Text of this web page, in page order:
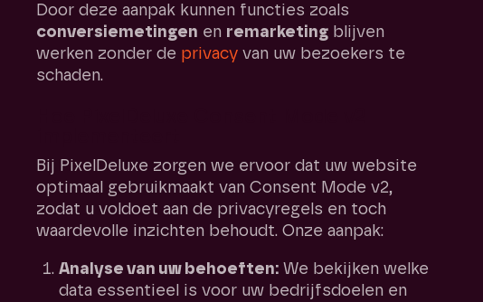
Door deze aanpak kunnen functies zoals
conversiemetingen en remarketingblijven
werken zonder de privacyvan uw bezoekers te
schaden.
Bij PixelDeluxe zorgen we ervoor dat uw website
optimaal gebruikmaakt van Consent Mode v2,
zodat u voldoet aan de privacyregels en toch
waardevolle inzichten behoudt. Onze aanpak:
Analyse van uw behoeften: We bekijken welke
data essentieel is voor uw bedrijfsdoelen en